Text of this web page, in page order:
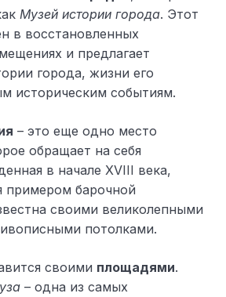
Музей истории города. Этот
в восстановленных
и предлагает
города, жизни его
историческим событиям.
– это еще одно место
обращает на себя
в начале XVIII века,
примером барочной
своими великолепными
потолками.
своими площадями.
– одна из самых